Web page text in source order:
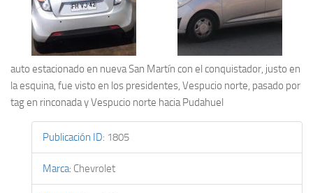
auto estacionado en nueva San Martín con el conquistador, justo en
la esquina, fue visto en los presidentes, Vespucio norte, pasado por
tag en rinconada y Vespucio norte hacia Pudahuel
Publicación ID: 1805
Marca: Chevrolet